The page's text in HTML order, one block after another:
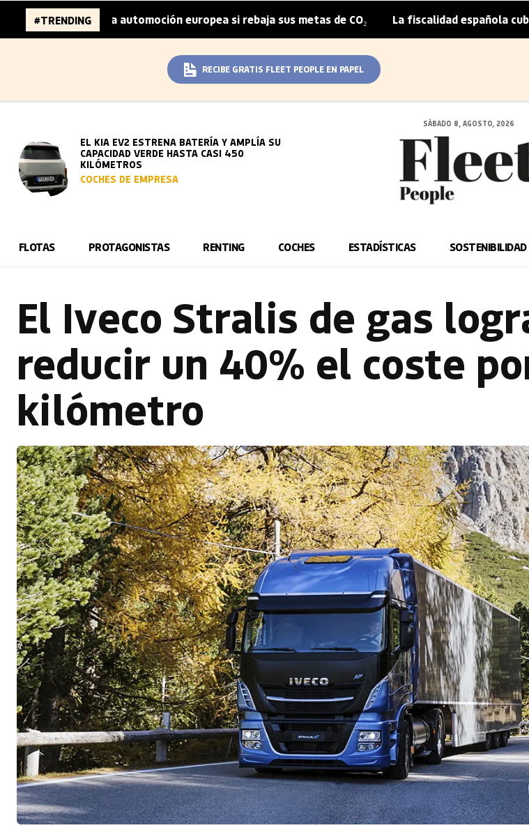
#TRENDING
de la automoción europea si rebaja sus metas de CO₂ | La fiscalidad española cubre
RECIBE GRATIS FLEET PEOPLE EN PAPEL
EL KIA EV2 ESTRENA BATERÍA Y AMPLÍA SU
CAPACIDAD VERDE HASTA CASI 450
KILÓMETROS
COCHES DE EMPRESA
SÁBADO 8, AGOSTO, 2026
FLOTAS PROTAGONISTAS RENTING COCHES ESTADÍSTICAS SOSTENIBILIDAD
El Iveco Stralis de gas
reducir un 40% el coste
kilómetro